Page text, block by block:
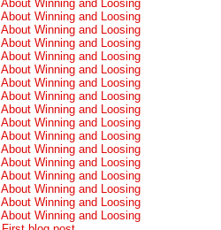
About Winning and Loosing
About Winning and Loosing
About Winning and Loosing
About Winning and Loosing
About Winning and Loosing
About Winning and Loosing
About Winning and Loosing
About Winning and Loosing
About Winning and Loosing
About Winning and Loosing
About Winning and Loosing
About Winning and Loosing
About Winning and Loosing
About Winning and Loosing
About Winning and Loosing
About Winning and Loosing
About Winning and Loosing